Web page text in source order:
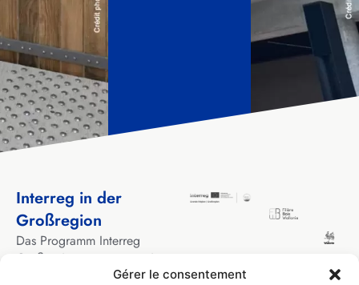
Gérer le consentement
Interreg in der
Großregion
Das Programm Interreg
Großregion unterstützt seit